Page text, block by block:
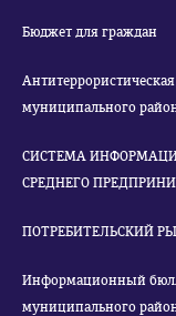
Бюджет для граждан
муниципального
СИСТЕМА
СРЕДНЕГО
ПОТРЕБИТЕЛЬСКИЙ
Информационный
муниципального